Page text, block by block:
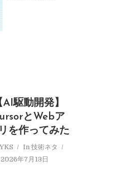
AI駆動開発】
とWebア
を作ってみた
YKS In技術ネタ
2026年7月13日